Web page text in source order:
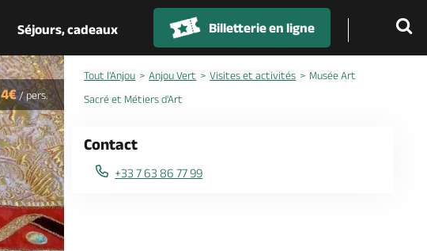
Séjours, cadeaux Billetterie en ligne
4€ /pers.
Tout l'Anjou Anjou Vert Visites et activités
Musée Art
Sacré et Métiers d'Art
Contact
+33 7 63 86 77 99